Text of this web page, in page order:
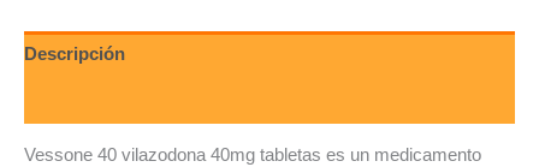
Descripción
Vessone 40 vilazodona 40mg tabletas es un medicamento